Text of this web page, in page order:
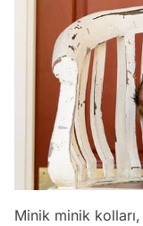
Minik minik kolları,